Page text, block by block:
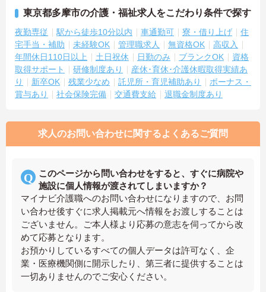
東京都多摩市の介護・福祉求人をこだわり条件で探す
夜勤専従 駅から徒歩10分以内 車通勤可 寮・借り上げ
住
宅手当・補助
未経験OK 管理職求人 無資格OK
高収入
年間休日110日以上
土日祝休 日勤のみ ブランクOK
資格
取得サポート
研修制度あり
産休･育休･介護休暇取得実績あ
り
新卒OK 残業少なめ 託児所・育児補助あり
ボーナス・
賞与あり
社会保険完備 交通費支給 退職金制度あり
求人のお問い合わせに関するよくあるご質問
このページから問い合わせをすると、すぐに病院や
施設に個人情報が渡されてしまいますか？
マイナビ介護職へのお問い合わせになりますので、お問
い合わせ後すぐに求人掲載元へ情報をお渡しすることは
ございません。ご本人様より応募の意志を伺ってから改
めて応募となります。
お預かりしているすべての個人データは許可なく、企
業・医療機関側に開示したり、第三者に提供することは
一切ありませんのでご安心ください。